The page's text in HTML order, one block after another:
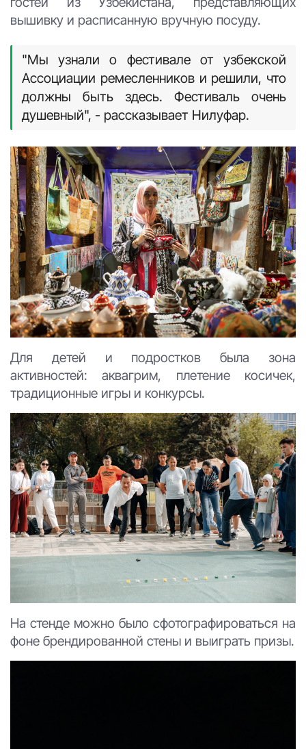
вышивку и расписанную вручную посуду.
"Мы узнали о фестивале от узбекской
Ассоциации ремесленников и решили, что
должны быть здесь. Фестиваль очень
душевный", - рассказывает Нилуфар.
Для детей и подростков была зона
активностей: аквагрим, плетение косичек,
традиционные игры и конкурсы.
На стенде можно было сфотографироваться на
фоне брендированной стены и выиграть призы.